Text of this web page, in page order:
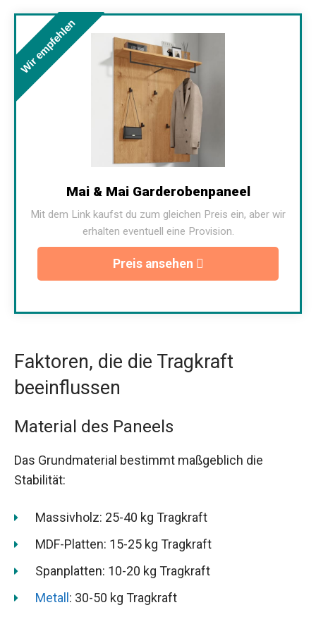
Wir empfehlen
Mai & Mai Garderobenpaneel
Mit dem Link kaufst du zum gleichen Preis ein, aber wir
erhalten eventuell eine Provision.
Preis ansehen
Faktoren, die die Tragkraft
beeinflussen
Material des Paneels
Das Grundmaterial bestimmt maßgeblich die
Stabilität:
Massivholz: 25-40 kg Tragkraft
MDF-Platten: 15-25 kg Tragkraft
Spanplatten: 10-20 kg Tragkraft
Metall : 30-50 kg Tragkraft